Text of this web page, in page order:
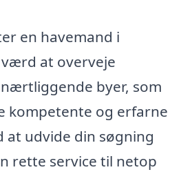
en havemand i
at overveje
byer, som
kompetente og erfarne
at udvide din søgning
rette service til netop